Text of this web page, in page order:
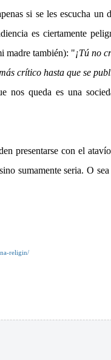
si se les escucha un
es ciertamente
madre también): "¡Tú no
crítico hasta que se
nos queda es una
presentarse con el
sumamente seria. O
religin/